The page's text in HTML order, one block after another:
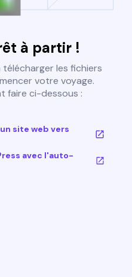
à partir !
les fichiers
votre voyage.
faire ci-dessous :
site web vers
avec l'auto-